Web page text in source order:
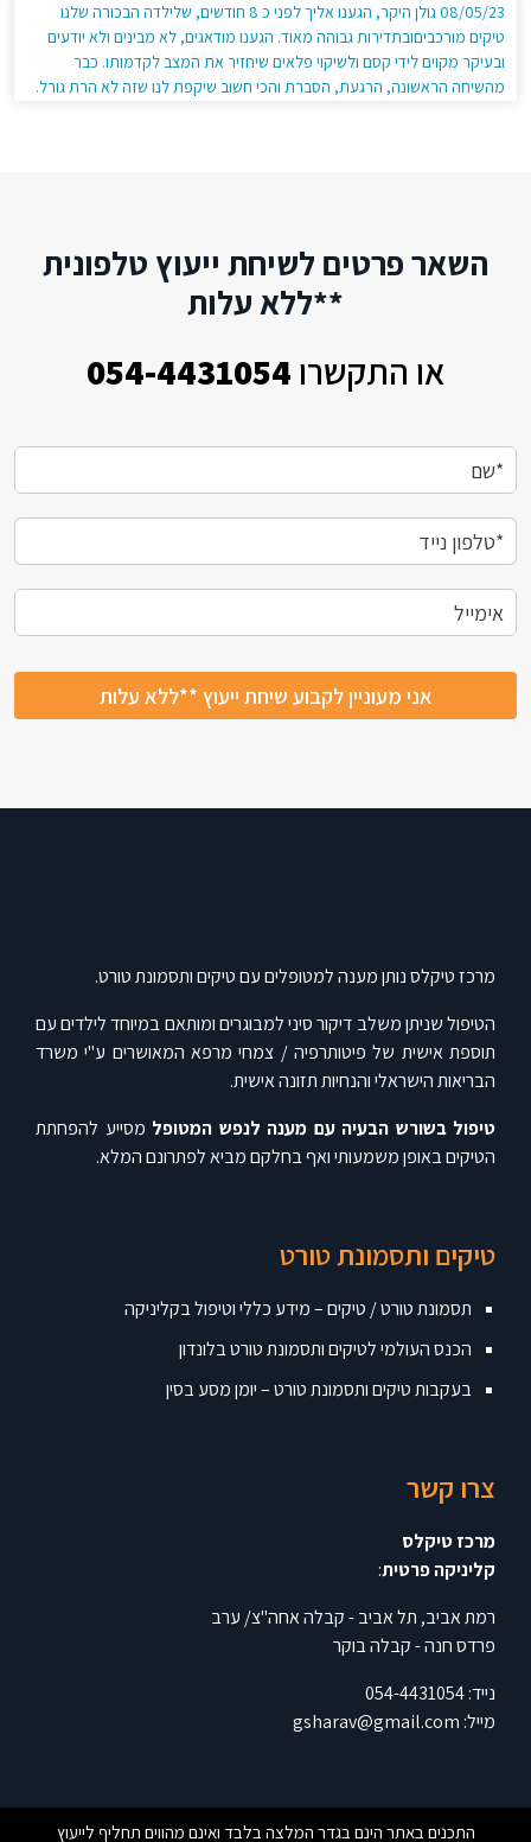
08/05/23 גולן היקר, הגענו אליך לפני כ 8 חודשים, שלילדה הבכורה שלנו
טיקים מורכביםובתדירות גבוהה מאוד. הגענו מודאגים, לא מבינים ולא יודעים
ובעיקר מקוים לידי קסם ולשיקוי פלאים שיחזיר את המצב לקדמותו. כבר
מהשיחה הראשונה, הרגעת, הסברת והכי חשוב שיקפת לנו שזה לא הרת גורל.
השאר פרטים לשיחת ייעוץ טלפונית
**ללא עלות
או התקשרו 054-4431054
מרכז טיקלס נותן מענה למטופלים עם טיקים ותסמונת טורט.
הטיפול שניתן משלב דיקור סיני למבוגרים ומותאם במיוחד לילדים עם
תוספת אישית של פיטותרפיה / צמחי מרפא המאושרים ע"י משרד
הבריאות הישראלי והנחיות תזונה אישית.
טיפול בשורש הבעיה עם מענה לנפש המטופל מסייע להפחתת
הטיקים באופן משמעותי ואף בחלקם מביא לפתרונם המלא.
טיקים ותסמונת טורט
תסמונת טורט / טיקים – מידע כללי וטיפול בקליניקה
הכנס העולמי לטיקים ותסמונת טורט בלונדון
בעקבות טיקים ותסמונת טורט – יומן מסע בסין
צרו קשר
מרכז טיקלס
קליניקה פרטית:
רמת אביב, תל אביב - קבלה אחה"צ/ ערב
פרדס חנה - קבלה בוקר
נייד:054-4431054
מייל: gsharav@gmail.com
התכנים באתר הינם בגדר המלצה בלבד ואינם מהווים תחליף לייעוץ